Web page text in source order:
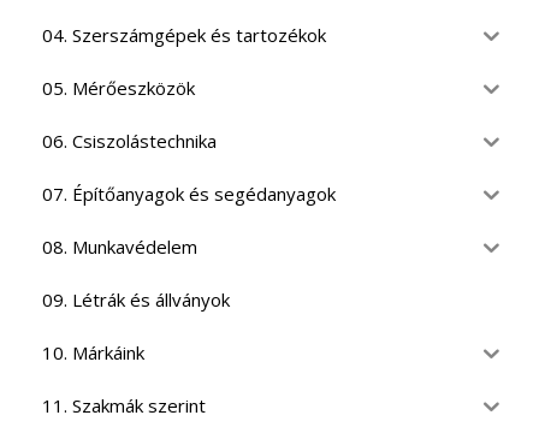
04. Szerszámgépek és tartozékok
05. Mérőeszközök
06. Csiszolástechnika
07. Építőanyagok és segédanyagok
08. Munkavédelem
09. Létrák és állványok
10. Márkáink
11. Szakmák szerint